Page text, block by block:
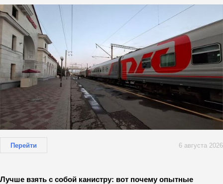
Перейти 6 августа 2026
Лучше взять с собой канистру: вот почему опытные